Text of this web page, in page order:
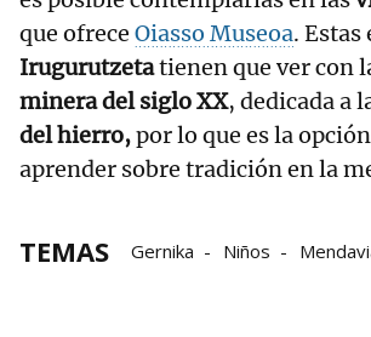
que ofrece Oiasso Museoa.
Irugurutzetatienen que ver con
minera del siglo XX, dedicada a
del hierro,por lo que es la
aprender sobre tradición en la
TEMAS Gernika Niños